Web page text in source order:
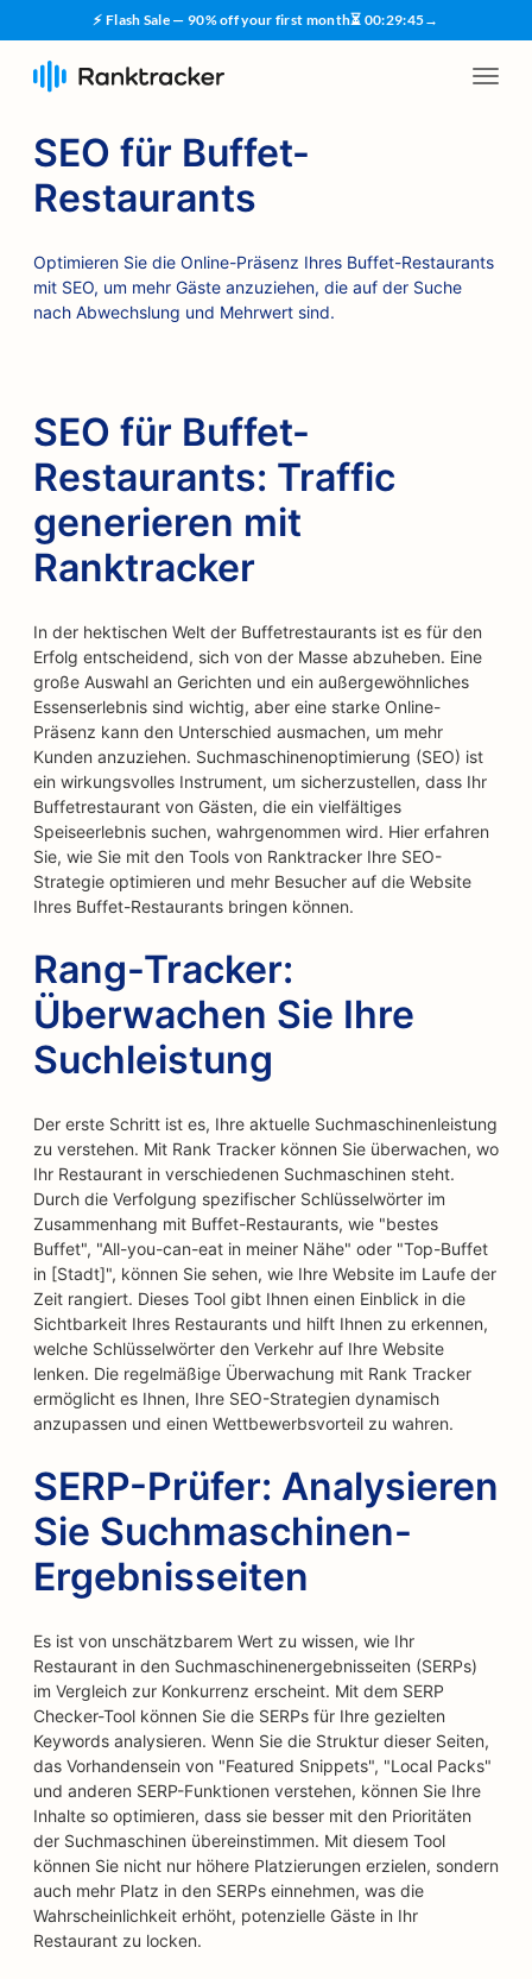
⚡ Flash Sale — 90% off your first month⏳ 00:29:45→
SEO für Buffet-
Restaurants
Optimieren Sie die Online-Präsenz Ihres Buffet-Restaurants
mit SEO, um mehr Gäste anzuziehen, die auf der Suche
nach Abwechslung und Mehrwert sind.
SEO für Buffet-
Restaurants: Traffic
generieren mit
Ranktracker
In der hektischen Welt der Buffetrestaurants ist es für den
Erfolg entscheidend, sich von der Masse abzuheben. Eine
große Auswahl an Gerichten und ein außergewöhnliches
Essenserlebnis sind wichtig, aber eine starke Online-
Präsenz kann den Unterschied ausmachen, um mehr
Kunden anzuziehen. Suchmaschinenoptimierung (SEO) ist
ein wirkungsvolles Instrument, um sicherzustellen, dass Ihr
Buffetrestaurant von Gästen, die ein vielfältiges
Speiseerlebnis suchen, wahrgenommen wird. Hier erfahren
Sie, wie Sie mit den Tools von Ranktracker Ihre SEO-
Strategie optimieren und mehr Besucher auf die Website
Ihres Buffet-Restaurants bringen können.
Rang-Tracker:
Überwachen Sie Ihre
Suchleistung
Der erste Schritt ist es, Ihre aktuelle Suchmaschinenleistung
zu verstehen. Mit Rank Tracker können Sie überwachen, wo
Ihr Restaurant in verschiedenen Suchmaschinen steht.
Durch die Verfolgung spezifischer Schlüsselwörter im
Zusammenhang mit Buffet-Restaurants, wie "bestes
Buffet", "All-you-can-eat in meiner Nähe" oder "Top-Buffet
in [Stadt]", können Sie sehen, wie Ihre Website im Laufe der
Zeit rangiert. Dieses Tool gibt Ihnen einen Einblick in die
Sichtbarkeit Ihres Restaurants und hilft Ihnen zu erkennen,
welche Schlüsselwörter den Verkehr auf Ihre Website
lenken. Die regelmäßige Überwachung mit Rank Tracker
ermöglicht es Ihnen, Ihre SEO-Strategien dynamisch
anzupassen und einen Wettbewerbsvorteil zu wahren.
SERP-Prüfer: Analysieren
Sie Suchmaschinen-
Ergebnisseiten
Es ist von unschätzbarem Wert zu wissen, wie Ihr
Restaurant in den Suchmaschinenergebnisseiten (SERPs)
im Vergleich zur Konkurrenz erscheint. Mit dem SERP
Checker-Tool können Sie die SERPs für Ihre gezielten
Keywords analysieren. Wenn Sie die Struktur dieser Seiten,
das Vorhandensein von "Featured Snippets", "Local Packs"
und anderen SERP-Funktionen verstehen, können Sie Ihre
Inhalte so optimieren, dass sie besser mit den Prioritäten
der Suchmaschinen übereinstimmen. Mit diesem Tool
können Sie nicht nur höhere Platzierungen erzielen, sondern
auch mehr Platz in den SERPs einnehmen, was die
Wahrscheinlichkeit erhöht, potenzielle Gäste in Ihr
Restaurant zu locken.